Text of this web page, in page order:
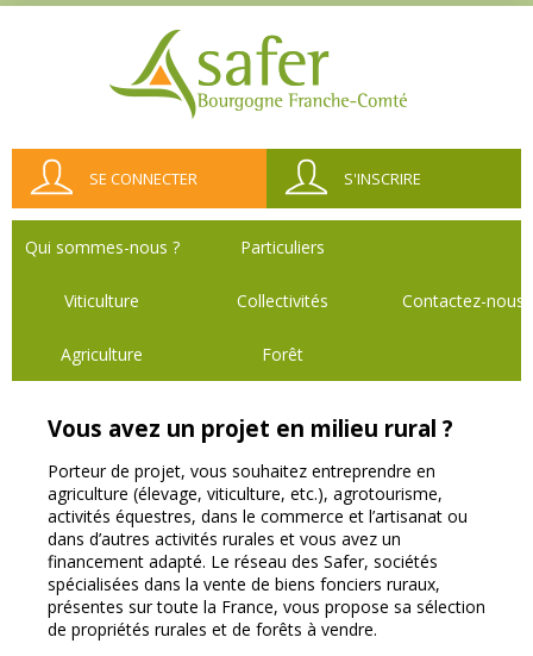
SE CONNECTER S'INSCRIRE
Qui sommes-nous ?
Viticulture
Agriculture
Particuliers
Collectivités
Forêt
Contactez-nous
Vous avez un projet en milieu rural ?
Porteur de projet, vous souhaitez entreprendre en
agriculture (élevage, viticulture, etc.), agrotourisme,
activités équestres, dans le commerce et l’artisanat ou
dans d’autres activités rurales et vous avez un
financement adapté. Le réseau des Safer, sociétés
spécialisées dans la vente de biens fonciers ruraux,
présentes sur toute la France, vous propose sa sélection
de propriétés rurales et de forêts à vendre.